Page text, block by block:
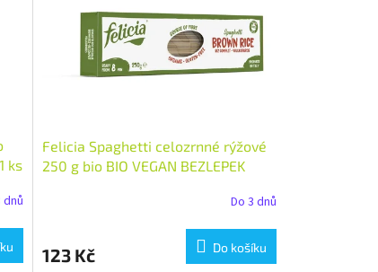
ks
dnů
Felicia Spaghetti celozrnné rýžové
250 g bio BIO VEGAN BEZLEPEK
Do 3 dnů
123 Kč Do košíku